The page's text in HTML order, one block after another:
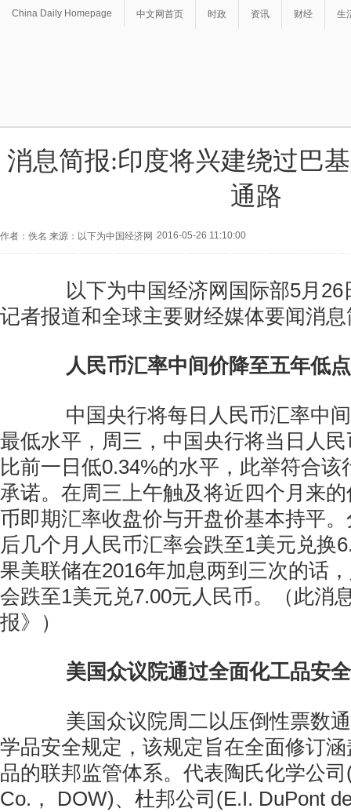
China Daily Homepage 中文网首页 时政 资讯 财经 生
消息简报:印度将兴建绕过巴
通路
作者：佚名 来源：以下为中国经济网 2016-05-26 11:10:00
以下为中国经济网国际部5月26
记者报道和全球主要财经媒体要闻消
人民币汇率中间价降至五年低点
中国央行将每日人民币汇率中间
最低水平，周三，中国央行将当日人
比前一日低0.34%的水平，此举符合该
承诺。在周三上午触及将近四个月来
币即期汇率收盘价与开盘价基本持平
后几个月人民币汇率会跌至1美元兑换
果美联储在2016年加息两到三次的话
会跌至1美元兑7.00元人民币。（此消
报》）
美国众议院通过全面化工品安
美国众议院周二以压倒性票数通
学品安全规定，该规定旨在全面修订
品的联邦监管体系。代表陶氏化学公
Co.， DOW)、杜邦公司(E.I. DuPont